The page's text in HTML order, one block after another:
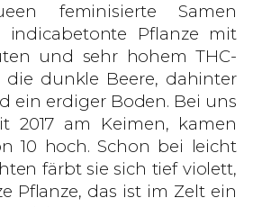
feminisierte Samen
indicabetonte Pflanze mit
und sehr hohem THC-
die dunkle Beere, dahinter
ein erdiger Boden. Bei uns
2017 am Keimen, kamen
10 hoch. Schon bei leicht
färbt sie sich tief violett,
Pflanze, das ist im Zelt ein